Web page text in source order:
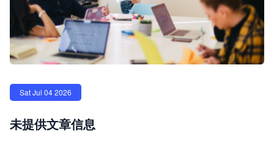
Sat Jul 04 2026
未提供文章信息